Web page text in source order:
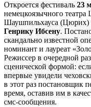
Откроется фестиваль 23
немецкоязычного
Шаушпильхауса (Цюрих)
Генрику Ибсену.
скандально известной
номинант и лауреат
Режиссер в очередной
сценической формой:
впервые увидели
в этот раз постановщик
время, оставив им в
смс-сообщения.